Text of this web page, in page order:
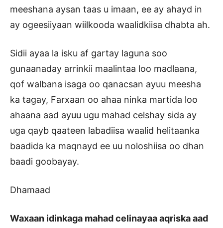
meeshana aysan taas u imaan, ee ay ahayd in
ay ogeesiiyaan wiilkooda waalidkiisa dhabta ah.
Sidii ayaa la isku af gartay laguna soo
gunaanaday arrinkii maalintaa loo madlaana,
qof walbana isaga oo qanacsan ayuu meesha
ka tagay, Farxaan oo ahaa ninka martida loo
ahaana aad ayuu ugu mahad celshay sida ay
uga qayb qaateen labadiisa waalid helitaanka
baadida ka maqnayd ee uu noloshiisa oo dhan
baadi goobayay.
Dhamaad
Waxaan idinkaga mahad celinayaa aqriska aad